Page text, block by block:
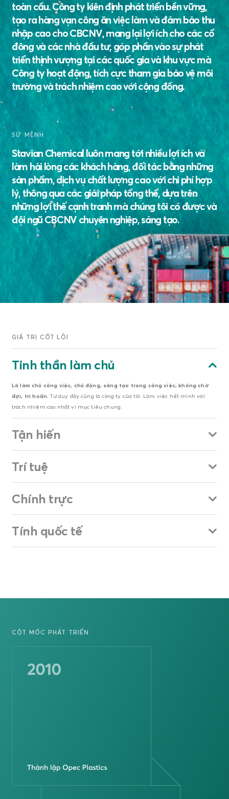
toàn cầu. Công ty kiên định phát triển bền vững,
tạo ra hàng vạn công ăn việc làm và đảm bảo thu
nhập cao cho CBCNV, mang lại lợi ích cho các cổ
đông và các nhà đầu tư, góp phần vào sự phát
triển thịnh vượng tại các quốc gia và khu vực mà
Công ty hoạt động, tích cực tham gia bảo vệ môi
trường và trách nhiệm cao với cộng đồng.
SỨ MỆNH
Stavian Chemical luôn mang tới nhiều lợi ích và
làm hài lòng các khách hàng, đối tác bằng những
sản phẩm, dịch vụ chất lượng cao với chi phí hợp
lý, thông qua các giải pháp tổng thể, dựa trên
những lợi thế cạnh tranh mà chúng tôi có được và
đội ngũ CBCNV chuyên nghiệp, sáng tạo.
GIÁ TRỊ CỐT LÕI
Tinh thần làm chủ
Là làm chủ công việc, chủ động, sáng tạo trong công việc, không chờ
đợi, trì hoãn. Tư duy đây cũng là công ty của tôi. Làm việc hết mình với
trách nhiệm cao nhất vì mục tiêu chung.
Tận hiến
Trí tuệ
Chính trực
Tính quốc tế
CỘT MỐC PHÁT TRIỂN